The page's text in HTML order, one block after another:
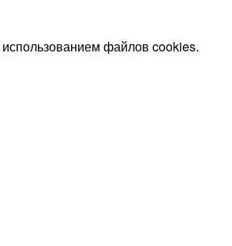
файлов cookies.